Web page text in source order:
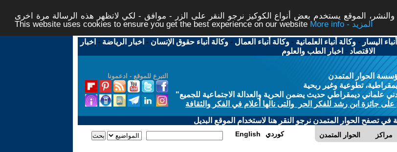
الموقع يستخدم بعض أنواع الكوكيز نرجو النقر على الزر - موافق - لكي لاتظهر هذه الرسالة مرة اخرى -
This website uses cookies to ensure you get the best experience on our website
More info - المزيد
اليسار -وكالة أنباء العلمانية -وكالة أنباء العمال -وكالة أنباء حقوق الإنسان - اخبار الرياضة - اخبار
الاقتصاد - اخبار الطب والعلوم
التبرع للموقع - ادعمونا
الحوار المتمدن
تطوعية وغير ربحية
علماني ديمقراطي حديث يضمن الحرية والعدالة الاجتماعية للجميع"
على جائزة ابن رشد للفكر الحر والتى نالها أعلام في الفكر والثقافة
في تصفح الحوار المتمدن نرجو النقر هنا لاستخدام الموقع البديل
الحوار المتمدن مراكز English كوردي